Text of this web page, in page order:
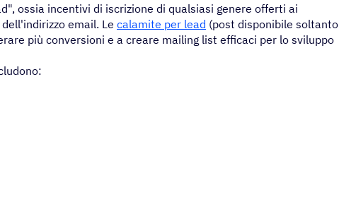
ossia incentivi di iscrizione di qualsiasi genere offerti ai
email. Le calamite per lead (post disponibile soltanto
più conversioni e a creare mailing list efficaci per lo sviluppo